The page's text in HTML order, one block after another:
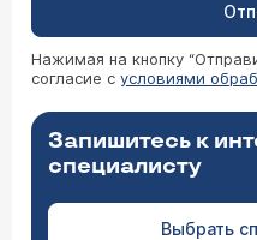
Нажимая на кнопку
согласие с условиями
Запишитесь к
специалисту
Выбрать